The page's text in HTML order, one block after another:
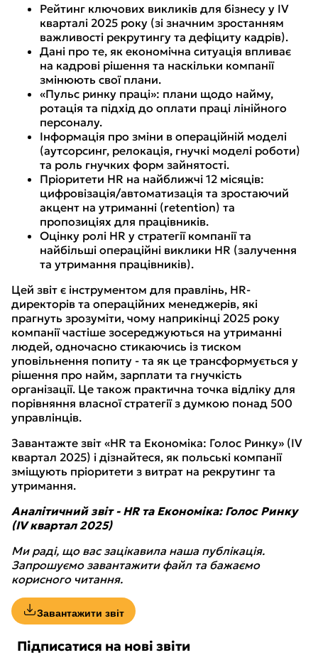
Рейтинг ключових викликів для бізнесу у IV
кварталі 2025 року (зі значним зростанням
важливості рекрутингу та дефіциту кадрів).
Дані про те, як економічна ситуація впливає
на кадрові рішення та наскільки компанії
змінюють свої плани.
«Пульс ринку праці»: плани щодо найму,
ротація та підхід до оплати праці лінійного
персоналу.
Інформація про зміни в операційній моделі
(аутсорсинг, релокація, гнучкі моделі роботи)
та роль гнучких форм зайнятості.
Пріоритети HR на найближчі 12 місяців:
цифровізація/автоматизація та зростаючий
акцент на утриманні (retention) та
пропозиціях для працівників.
Оцінку ролі HR у стратегії компанії та
найбільші операційні виклики HR (залучення
та утримання працівників).
Цей звіт є інструментом для правлінь, HR-
директорів та операційних менеджерів, які
прагнуть зрозуміти, чому наприкінці 2025 року
компанії частіше зосереджуються на утриманні
людей, одночасно стикаючись із тиском
уповільнення попиту - та як це трансформується у
рішення про найм, зарплати та гнучкість
організації. Це також практична точка відліку для
порівняння власної стратегії з думкою понад 500
управлінців.
Завантажте звіт «HR та Економіка: Голос Ринку» (IV
квартал 2025) і дізнайтеся, як польські компанії
зміщують пріоритети з витрат на рекрутинг та
утримання.
Аналітичний звіт - HR та Економіка: Голос Ринку
(IV квартал 2025)
Ми раді, що вас зацікавила наша публікація.
Запрошуємо завантажити файл та бажаємо
корисного читання.
Завантажити звіт
Підписатися на нові звіти